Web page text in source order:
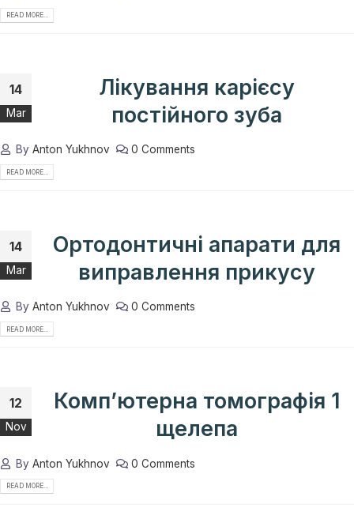
READ MORE...
14
Mar
Лікування карієсу
постійного зуба
By Anton Yukhnov 0 Comments
READ MORE...
14
Mar
Ортодонтичні апарати для
виправлення прикусу
By Anton Yukhnov 0 Comments
READ MORE...
12
Nov
Комп’ютерна томографія 1
щелепа
By Anton Yukhnov 0 Comments
READ MORE...